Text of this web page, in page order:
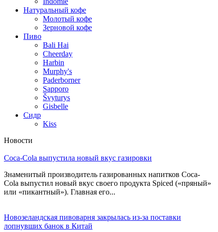
Натуральный кофе
Молотый кофе
Зерновой кофе
Пиво
Bali Hai
Cheerday
Harbin
Murphy's
Paderborner
Sapporo
Švyturys
Gisbelle
Сидр
Kiss
Новости
Coca-Cola выпустила новый вкус газировки
Знаменитый производитель газированных напитков Coca-
Cola выпустил новый вкус своего продукта Spiced («пряный»
или «пикантный»). Главная его...
Новозеландская пивоварня закрылась из-за поставки
лопнувших банок в Китай